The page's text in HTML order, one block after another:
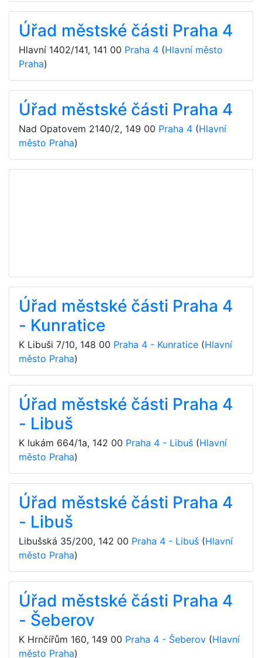
Úřad městské části Praha 4
Hlavní 1402/141, 141 00 Praha 4 (Hlavní město
Praha)
Úřad městské části Praha 4
Nad Opatovem 2140/2, 149 00 Praha 4 (Hlavní
město Praha)
Úřad městské části Praha 4
- Kunratice
K Libuši 7/10, 148 00 Praha 4 - Kunratice (Hlavní
město Praha)
Úřad městské části Praha 4
- Libuš
K lukám 664/1a, 142 00 Praha 4 - Libuš (Hlavní
město Praha)
Úřad městské části Praha 4
- Libuš
Libušská 35/200, 142 00 Praha 4 - Libuš (Hlavní
město Praha)
Úřad městské části Praha 4
- Šeberov
K Hrnčířům 160, 149 00 Praha 4 - Šeberov (Hlavní
město Praha)